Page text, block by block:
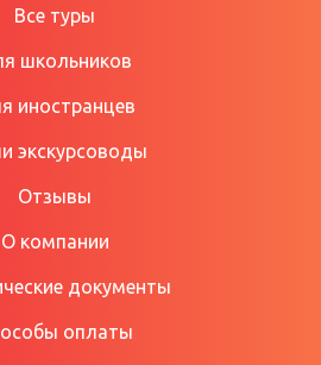
Все туры
школьников
иностранцев
экскурсоводы
Отзывы
О компании
документы
оплаты